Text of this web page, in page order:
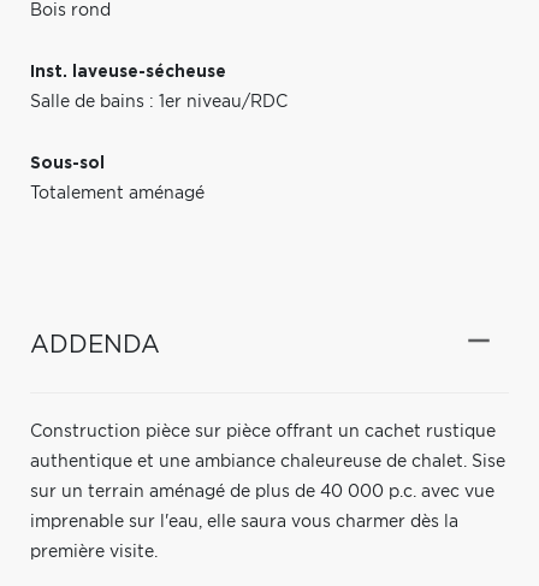
Bois rond
Inst. laveuse-sécheuse
Salle de bains : 1er niveau/RDC
Sous-sol
Totalement aménagé
ADDENDA
Construction pièce sur pièce offrant un cachet rustique
authentique et une ambiance chaleureuse de chalet. Sise
sur un terrain aménagé de plus de 40 000 p.c. avec vue
imprenable sur l'eau, elle saura vous charmer dès la
première visite.